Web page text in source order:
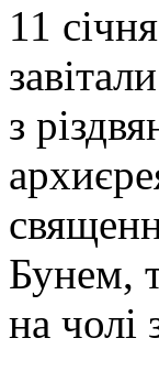
11
з
Бунем,
на